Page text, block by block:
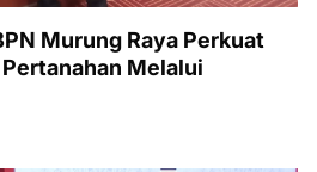
Murung Raya Perkuat
Melalui